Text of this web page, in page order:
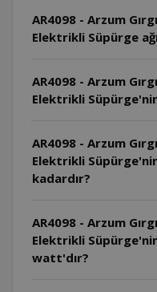
AR4098 - Arzum
Elektrikli Süpürge
AR4098 - Arzum
Elektrikli
AR4098 - Arzum
Elektrikli
kadardır?
AR4098 - Arzum
Elektrikli
watt'dır?